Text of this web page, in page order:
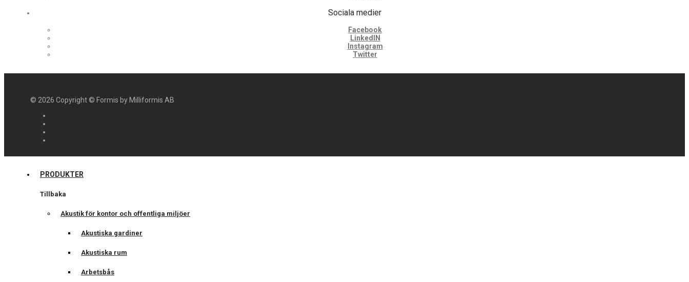
Sociala medier
Facebook
LinkedIN
Instagram
Twitter
© 2026 Copyright © Formis by Milliformis AB
PRODUKTER
Tillbaka
Akustik för kontor och offentliga miljöer
Akustiska gardiner
Akustiska rum
Arbetsbås